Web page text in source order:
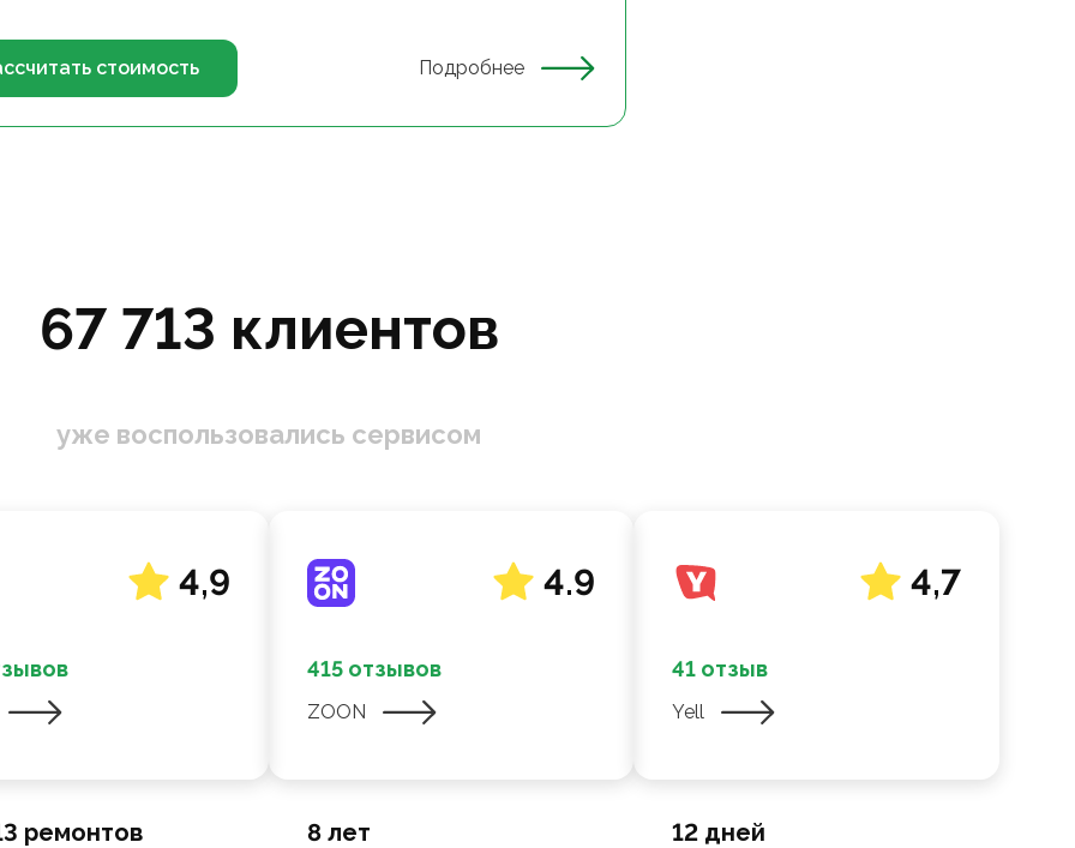
стоимость Подробнее
67 713 клиентов
уже воспользовались сервисом
4,9
ремонтов
4.9
415 отзывов
ZOON
8 лет
4,7
41 отзыв
Yell
12 дней